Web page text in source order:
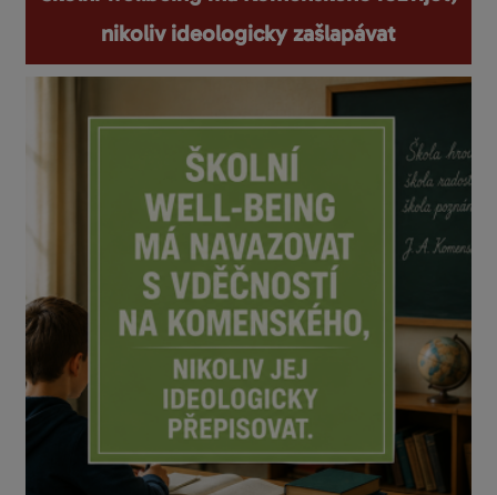
nikoliv ideologicky zašlapávat